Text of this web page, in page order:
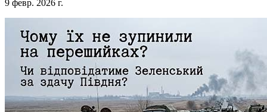
9 февр. 2026 г.